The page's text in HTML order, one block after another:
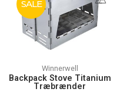
SALE
Winnerwell
Backpack Stove Titanium
Træbrænder